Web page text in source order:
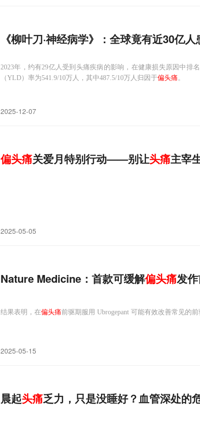
《柳叶刀·神经病学》：全球竟有近30亿人
2023年，约有29亿人受到头痛疾病的影响，在健康损失原因中排
（YLD）率为541.9/10万人，其中487.5/10万人归因于偏头痛。
2025-12-07
偏头痛关爱月特别行动——别让头痛主宰
2025-05-05
Nature Medicine：首款可缓解偏头痛发
结果表明，在偏头痛前驱期服用 Ubrogepant 可能有效改善常见的
2025-05-15
晨起头痛乏力，只是没睡好？血管深处的